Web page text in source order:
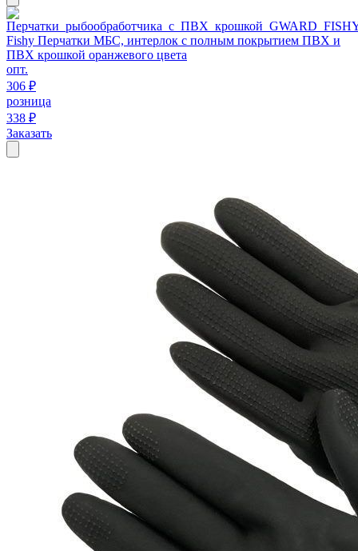
Fishy Перчатки МБС, интерлок с полным покрытием ПВХ и
ПВХ крошкой оранжевого цвета
опт.
306 ₽
розница
338 ₽
Заказать